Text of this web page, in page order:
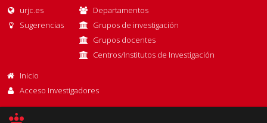
urjc.es
Sugerencias
Departamentos
Grupos de investigación
Grupos docentes
Centros/Institutos de Investigación
Inicio
Acceso Investigadores